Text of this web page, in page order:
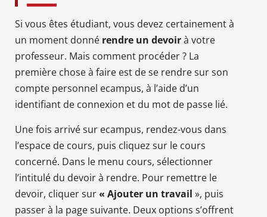
Si vous êtes étudiant, vous devez certainement à
un moment donné rendre un devoirà votre
professeur. Mais comment procéder ? La
première chose à faire est de se rendre sur son
compte personnel ecampus, à l’aide d’un
identifiant de connexion et du mot de passe lié.
Une fois arrivé sur ecampus, rendez-vous dans
l’espace de cours, puis cliquez sur le cours
concerné. Dans le menu cours, sélectionner
l’intitulé du devoir à rendre. Pour remettre le
devoir, cliquer sur« Ajouter un travail », puis
passer à la page suivante. Deux options s’offrent